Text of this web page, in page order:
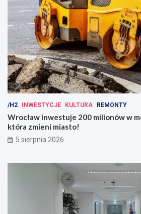
/H2 INWESTYCJE KULTURA REMONTY
Wrocław inwestuje 200 milionów w
która zmieni miasto!
5 sierpnia 2026